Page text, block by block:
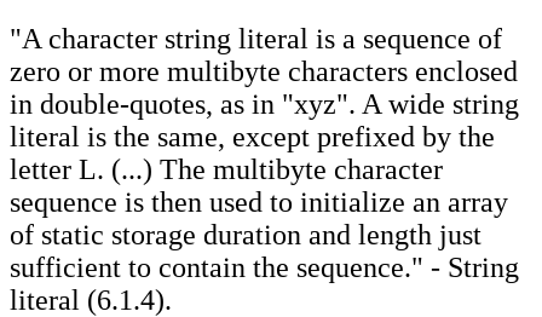
"A character string literal is a sequence of
zero or more multibyte characters enclosed
in double-quotes, as in "xyz". A wide string
literal is the same, except prefixed by the
letter L. (...) The multibyte character
sequence is then used to initialize an array
of static storage duration and length just
sufficient to contain the sequence." - String
literal (6.1.4).